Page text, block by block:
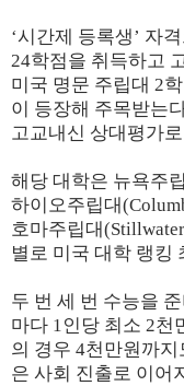
‘시간제 등록생’ 자
24학점을 취득하고
미국 명문 주립대 2
이 등장해 주목받는
고교내신 상대평가
해당 대학은 뉴욕주
하이오주립대
호마주립대
별로 미국 대학 랭킹
두 번 세 번 수능을
마다 1인당 최소 2천
의 경우 4천만원까
은 사회 진출로 이어